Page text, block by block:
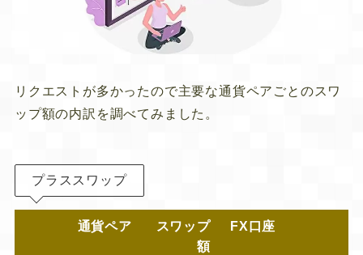
リクエストが多かったので主要な通貨ペアごとのスワ
ップ額の内訳を調べてみました。
プラススワップ
通貨ペア
スワップ
額
FX口座